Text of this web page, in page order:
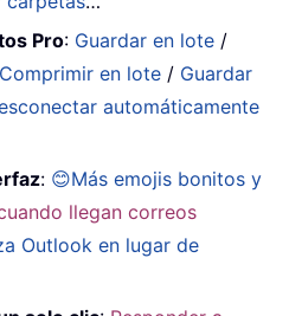
Pro: Guardar en lote /
Comprimir en lote / Guardar
automáticamente
: 😊Más emojis bonitos y
llegan correos
Outlook en lugar de